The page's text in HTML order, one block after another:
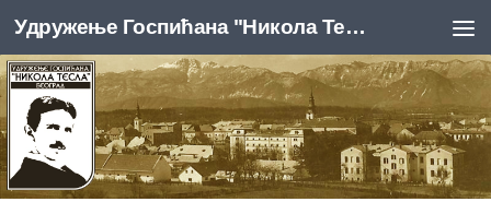
Skip to content Удружење Госпићана "Никола Тесла", Београд